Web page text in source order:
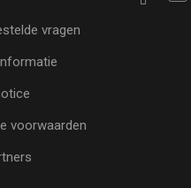
vragen
voorwaarden